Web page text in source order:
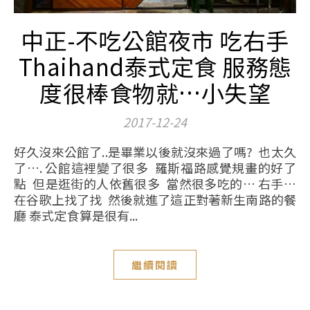
中正-不吃公館夜市 吃右手
Thaihand泰式定食 服務態
度很棒食物就…小失望
2017-12-24
好久沒來公館了..是畢業以後就沒來過了嗎? 也太久
了…. 公館這裡變了很多 羅斯福路感覺規畫的好了
點 但是逛街的人依舊很多 當然很多吃的… 右手…
在谷歌上找了找 然後就進了這正對著新生南路的餐
廳 泰式定食算是很有...
繼續閱讀